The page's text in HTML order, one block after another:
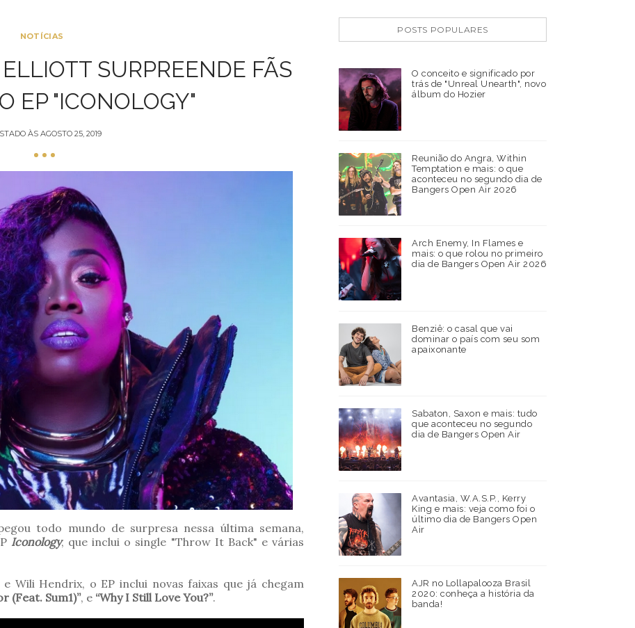
NOTÍCIAS
SURPREENDE FÃS
EP "ICONOLOGY"
ÀS AGOSTO 25, 2019
todo mundo de surpresa nessa última semana,
Iconology, que inclui o single "Throw It Back" e várias
Wili Hendrix, o EP inclui novas faixas que já chegam
(Feat. Sum1)”, e “Why I Still Love You?”.
POSTS POPULARES
O conceito e significado por
trás de "Unreal Unearth", novo
álbum do Hozier
Reunião do Angra, Within
Temptation e mais: o que
aconteceu no segundo dia de
Bangers Open Air 2026
Arch Enemy, In Flames e
mais: o que rolou no primeiro
dia de Bangers Open Air 2026
Benziê: o casal que vai
dominar o país com seu som
apaixonante
Sabaton, Saxon e mais: tudo
que aconteceu no segundo
dia de Bangers Open Air
Avantasia, W.A.S.P., Kerry
King e mais: veja como foi o
último dia de Bangers Open
Air
AJR no Lollapalooza Brasil
2020: conheça a história da
banda!